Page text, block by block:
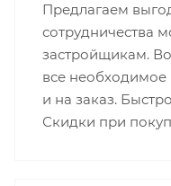
Предлагаем
сотрудничества
застройщикам.
все необходимое
и на заказ.
Скидки при